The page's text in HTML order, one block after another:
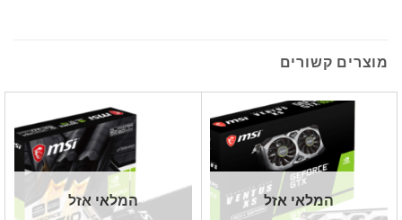
מוצרים קשורים
המלאי אזל המלאי אזל